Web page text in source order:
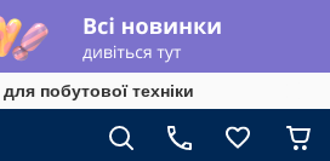
побутової техніки